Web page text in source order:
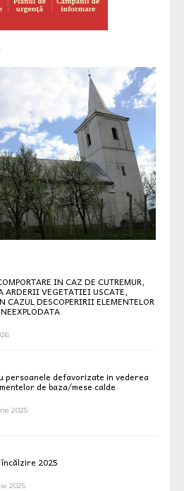
IN CAZ DE CUTREMUR,
ARDERII VEGETATIEI USCATE,
CAZUL DESCOPERIRII ELEMENTELOR
persoanele defavorizate in vederea
de baza/mese calde
2025
2025
2025